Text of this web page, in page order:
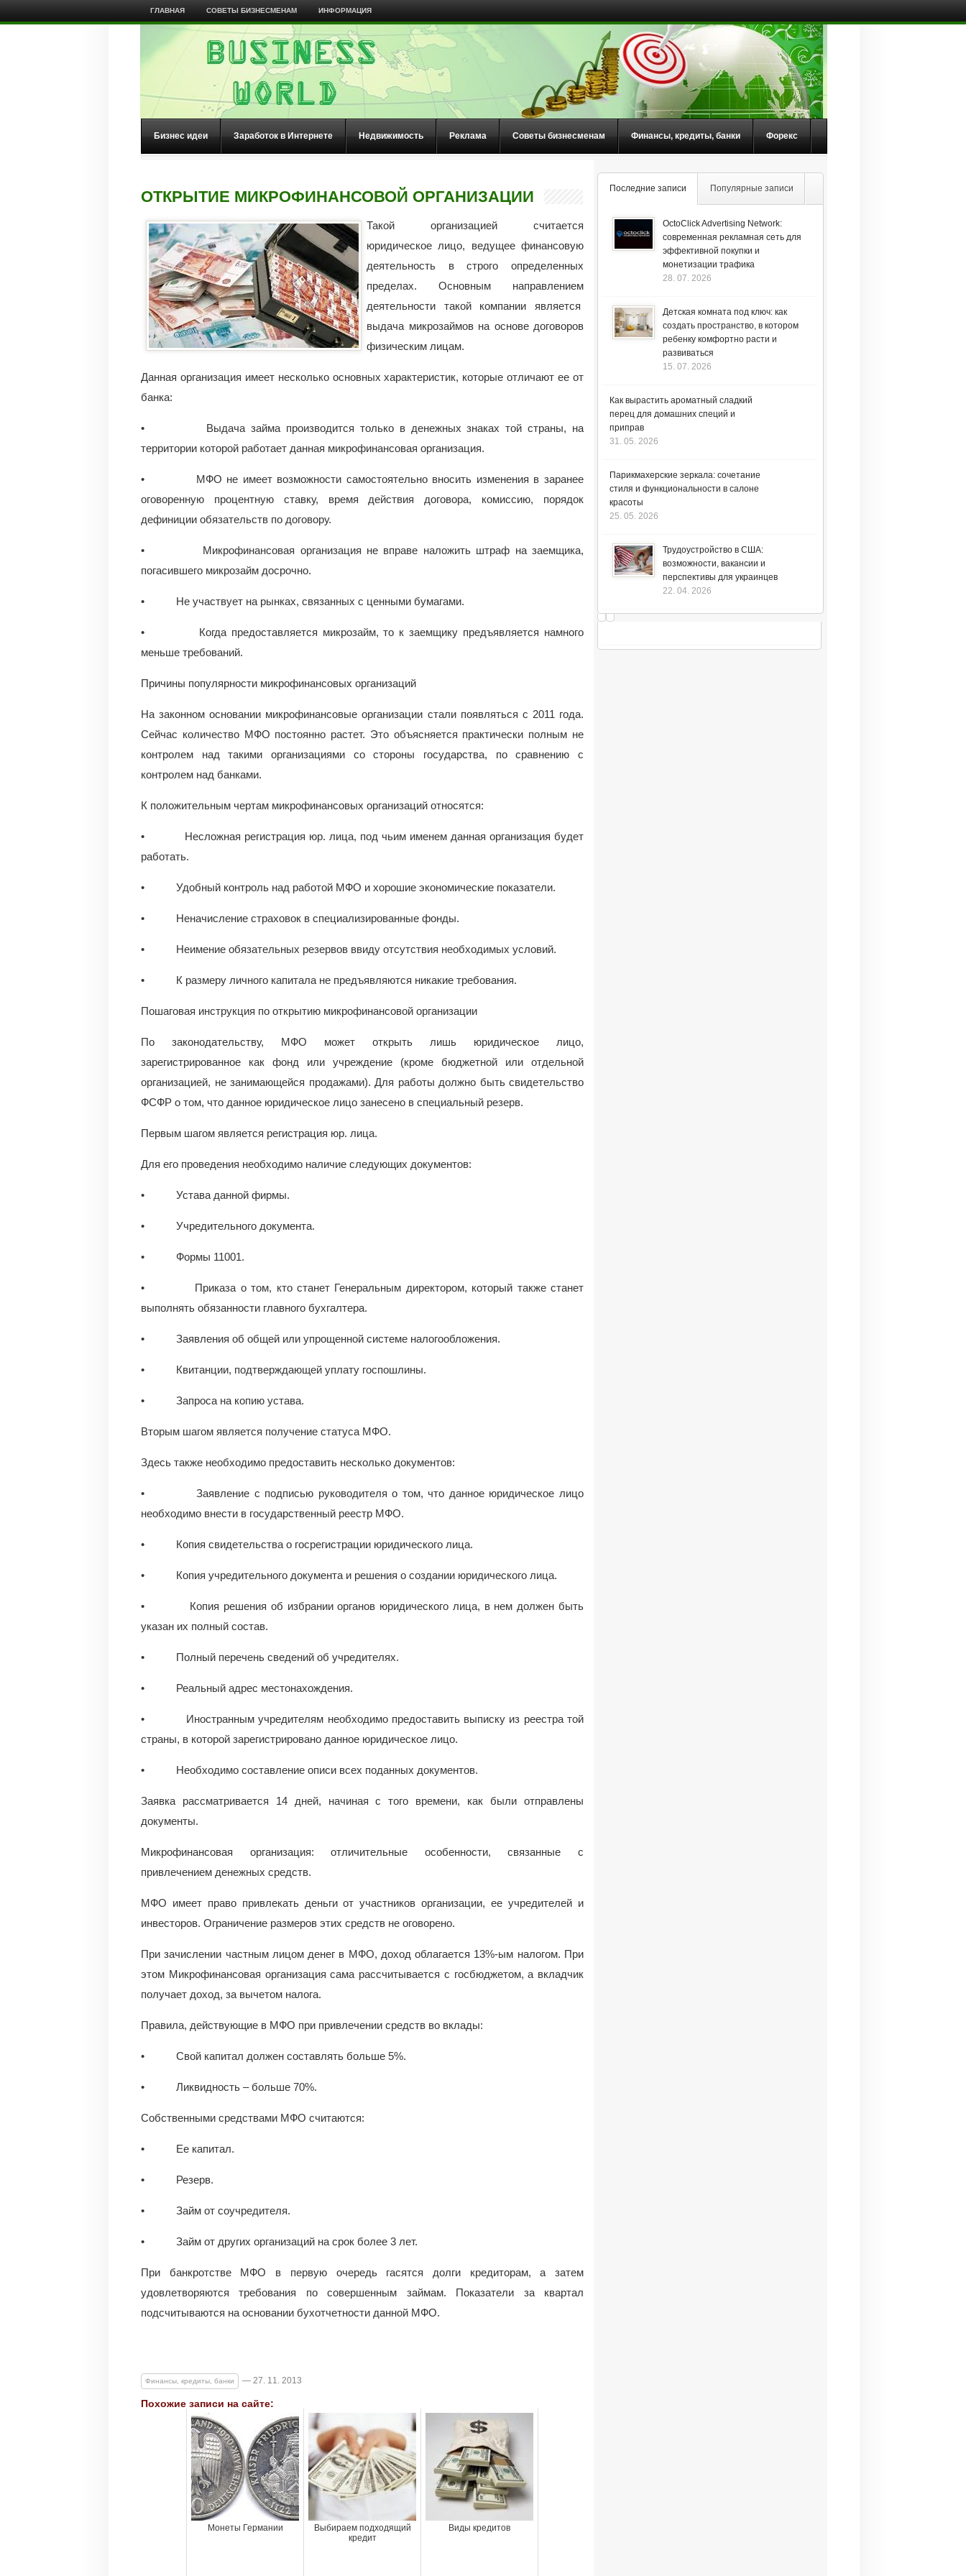
ГЛАВНАЯ СОВЕТЫ БИЗНЕСМЕНАМ ИНФОРМАЦИЯ
Бизнес идеи Заработок в Интернете Недвижимость Реклама Советы бизнесменам Финансы, кредиты, банки Форекс
ОТКРЫТИЕ МИКРОФИНАНСОВОЙ ОРГАНИЗАЦИИ
Такой организацией считается
юридическое лицо, ведущее финансовую
деятельность в строго определенных
пределах. Основным направлением
деятельности такой компании является
выдача микрозаймов на основе договоров
физическим лицам.
Данная организация имеет несколько основных характеристик, которые отличают ее от
банка:
• Выдача займа производится только в денежных знаках той страны, на
территории которой работает данная микрофинансовая организация.
• МФО не имеет возможности самостоятельно вносить изменения в заранее
оговоренную процентную ставку, время действия договора, комиссию, порядок
дефиниции обязательств по договору.
• Микрофинансовая организация не вправе наложить штраф на заемщика,
погасившего микрозайм досрочно.
• Не участвует на рынках, связанных с ценными бумагами.
• Когда предоставляется микрозайм, то к заемщику предъявляется намного
меньше требований.
Причины популярности микрофинансовых организаций
На законном основании микрофинансовые организации стали появляться с 2011 года.
Сейчас количество МФО постоянно растет. Это объясняется практически полным не
контролем над такими организациями со стороны государства, по сравнению с
контролем над банками.
К положительным чертам микрофинансовых организаций относятся:
• Несложная регистрация юр. лица, под чьим именем данная организация будет
работать.
• Удобный контроль над работой МФО и хорошие экономические показатели.
• Неначисление страховок в специализированные фонды.
• Неимение обязательных резервов ввиду отсутствия необходимых условий.
• К размеру личного капитала не предъявляются никакие требования.
Пошаговая инструкция по открытию микрофинансовой организации
По законодательству, МФО может открыть лишь юридическое лицо,
зарегистрированное как фонд или учреждение (кроме бюджетной или отдельной
организацией, не занимающейся продажами). Для работы должно быть свидетельство
ФСФР о том, что данное юридическое лицо занесено в специальный резерв.
Первым шагом является регистрация юр. лица.
Для его проведения необходимо наличие следующих документов:
• Устава данной фирмы.
• Учредительного документа.
• Формы 11001.
• Приказа о том, кто станет Генеральным директором, который также станет
выполнять обязанности главного бухгалтера.
• Заявления об общей или упрощенной системе налогообложения.
• Квитанции, подтверждающей уплату госпошлины.
• Запроса на копию устава.
Вторым шагом является получение статуса МФО.
Здесь также необходимо предоставить несколько документов:
• Заявление с подписью руководителя о том, что данное юридическое лицо
необходимо внести в государственный реестр МФО.
• Копия свидетельства о госрегистрации юридического лица.
• Копия учредительного документа и решения о создании юридического лица.
• Копия решения об избрании органов юридического лица, в нем должен быть
указан их полный состав.
• Полный перечень сведений об учредителях.
• Реальный адрес местонахождения.
• Иностранным учредителям необходимо предоставить выписку из реестра той
страны, в которой зарегистрировано данное юридическое лицо.
• Необходимо составление описи всех поданных документов.
Заявка рассматривается 14 дней, начиная с того времени, как были отправлены
документы.
Микрофинансовая организация: отличительные особенности, связанные с
привлечением денежных средств.
МФО имеет право привлекать деньги от участников организации, ее учредителей и
инвесторов. Ограничение размеров этих средств не оговорено.
При зачислении частным лицом денег в МФО, доход облагается 13%-ым налогом. При
этом Микрофинансовая организация сама рассчитывается с госбюджетом, а вкладчик
получает доход, за вычетом налога.
Правила, действующие в МФО при привлечении средств во вклады:
• Свой капитал должен составлять больше 5%.
• Ликвидность – больше 70%.
Собственными средствами МФО считаются:
• Ее капитал.
• Резерв.
• Займ от соучредителя.
• Займ от других организаций на срок более 3 лет.
При банкротстве МФО в первую очередь гасятся долги кредиторам, а затем
удовлетворяются требования по совершенным займам. Показатели за квартал
подсчитываются на основании бухотчетности данной МФО.
Финансы, кредиты, банки — 27. 11. 2013
Похожие записи на сайте:
Монеты Германии
Выбираем подходящий
кредит
Виды кредитов
Последние записи Популярные записи
OctoClick Advertising Network:
современная рекламная сеть для
эффективной покупки и
монетизации трафика
28. 07. 2026
Детская комната под ключ: как
создать пространство, в котором
ребенку комфортно расти и
развиваться
15. 07. 2026
Как вырастить ароматный сладкий
перец для домашних специй и
приправ
31. 05. 2026
Парикмахерские зеркала: сочетание
стиля и функциональности в салоне
красоты
25. 05. 2026
Трудоустройство в США:
возможности, вакансии и
перспективы для украинцев
22. 04. 2026